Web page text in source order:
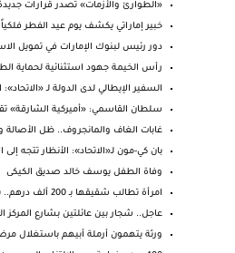
«الطوارئ والأزمات» تصدر قرارات
خبير إماراتي يكشف يوم عيد الفطر فلكياً
دور رئيس لبنوك الإمارات في تمويل
رأس الخيمة جهود استثنائية لحماية
السفير الإيطالي لدى الدولة لـ «الاتحاد»:
سلطان القاسمي: «أميركية الشارقة»
غابات الغاف والمانجروف.. ظل الأصالة
بان كي-مون لـ«الاتحاد»: الأنظار تتجه إلى
وفاة الطفل يوسف خالد صديق الكيكى
امرأة تطالب شقيقها بـ 200 ألف درهم.. بسبب رسالة «و...
عاجل.. شجار بين عائلتين بشارع المركز
ورثة يتهمون أرملة أبيهم باستغلال